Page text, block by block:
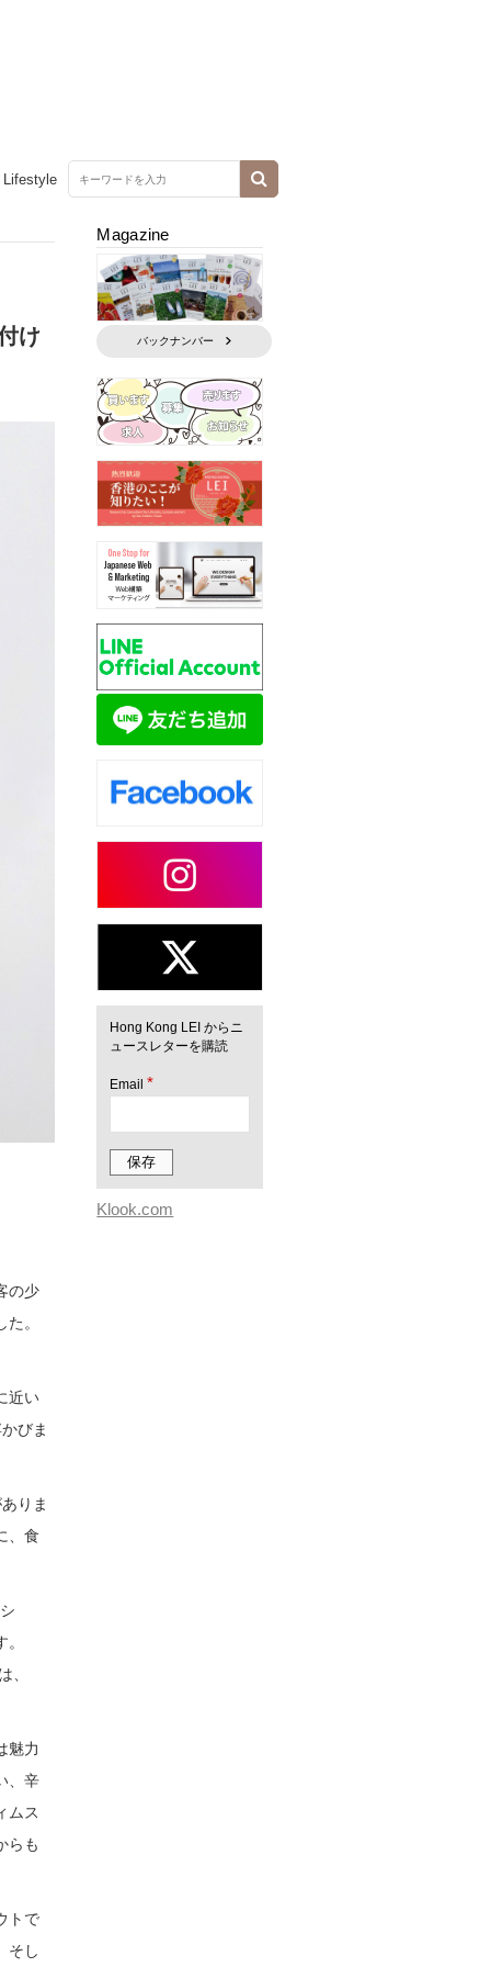
Lifestyle
け
の少
。
近い
びま
りま
、食
、
魅力
、辛
ムス
らも
トで
そし
Magazine
バックナンバー
Hong Kong LEI からニ
ュースレターを購読
Email*
Klook.com